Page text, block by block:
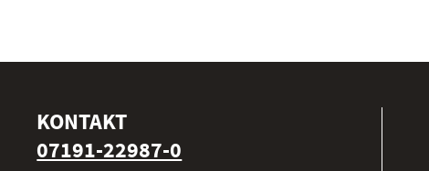
KONTAKT
07191-22987-0